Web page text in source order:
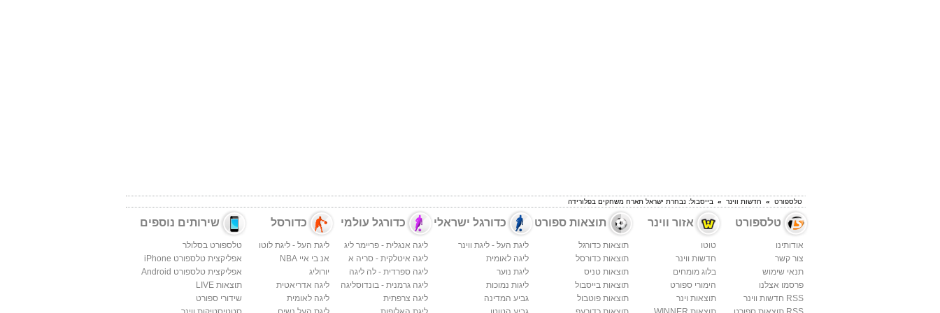
טלספורט » חדשות ווינר » בייסבול: נבחרת ישראל תארח משחקים בפלורידה
טלספורט
אודותינו
צור קשר
תנאי שימוש
פרסמו אצלנו
RSS חדשות ווינר
אזור ווינר
טוטו
חדשות ווינר
בלוג מומחים
הימורי ספורט
תוצאות וינר
תוצאות ספורט
תוצאות כדורגל
תוצאות כדורסל
תוצאות טניס
תוצאות בייסבול
תוצאות פוטבול
כדורגל ישראלי
ליגת העל - ליגת ווינר
ליגה לאומית
ליגת נוער
ליגות נמוכות
גביע המדינה
כדורגל עולמי
ליגה אנגלית - פריימר ליג
ליגה איטלקית - סריה א
ליגה ספרדית - לה ליגה
ליגה גרמנית - בונדוסליגה
ליגה צרפתית
כדורסל
ליגת העל - ליגת לוטו
אנ בי איי NBA
יורוליג
ליגה אדריאטית
ליגה לאומית
שירותים נוספים
טלספורט בסלולר
אפליקצית טלספורט iPhone
אפליקצית טלספורט Android
תוצאות LIVE
שידורי ספורט